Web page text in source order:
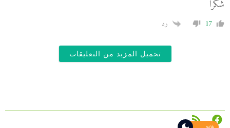
شكرا
17 رد
تحميل المزيد من التعليقات